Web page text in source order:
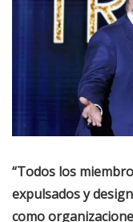
“Todos los
expulsados y
como